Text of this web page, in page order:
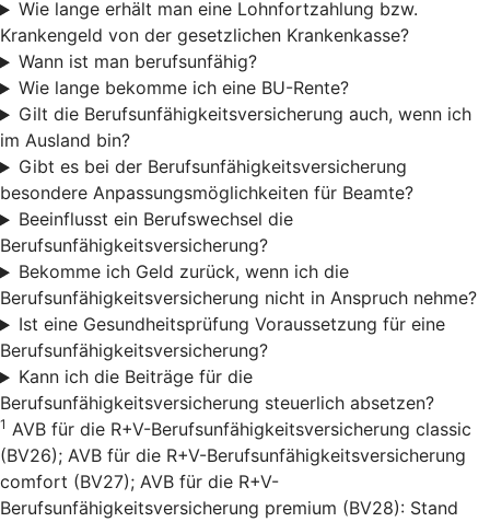
Wie lange erhält man eine Lohnfortzahlung bzw.
Krankengeld von der gesetzlichen Krankenkasse?
Wann ist man berufsunfähig?
Wie lange bekomme ich eine BU-Rente?
Gilt die Berufsunfähigkeitsversicherung auch, wenn ich
im Ausland bin?
Gibt es bei der Berufsunfähigkeitsversicherung
besondere Anpassungsmöglichkeiten für Beamte?
Beeinflusst ein Berufswechsel die
Berufsunfähigkeitsversicherung?
Bekomme ich Geld zurück, wenn ich die
Berufsunfähigkeitsversicherung nicht in Anspruch nehme?
Ist eine Gesundheitsprüfung Voraussetzung für eine
Berufsunfähigkeitsversicherung?
Kann ich die Beiträge für die
Berufsunfähigkeitsversicherung steuerlich absetzen?
1 AVB für die R+V-Berufsunfähigkeitsversicherung classic
(BV26); AVB für die R+V-Berufsunfähigkeitsversicherung
comfort (BV27); AVB für die R+V-
Berufsunfähigkeitsversicherung premium (BV28): Stand